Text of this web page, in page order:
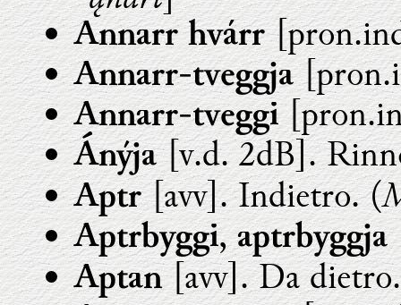
Annarr hvárr
Annarr-tveggja
Annarr-tveggi
Ánýja[v.d. 2dB].
Aptr[avv]. Indietro. (
Aptrbyggi,aptrbyggja
Aptan[avv]. Da